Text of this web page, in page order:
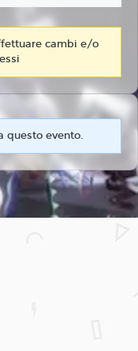
cambi e/o
questo evento.